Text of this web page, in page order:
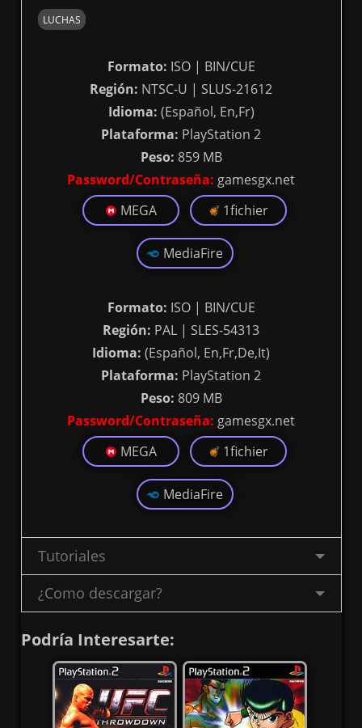
LUCHAS
Formato: ISO | BIN/CUE
Región: NTSC-U | SLUS-21612
Idioma: (Español, En,Fr)
Plataforma: PlayStation 2
Peso: 859 MB
Password/Contraseña: gamesgx.net
MEGA
1fichier
MediaFire
Formato: ISO | BIN/CUE
Región: PAL | SLES-54313
Idioma: (Español, En,Fr,De,It)
Plataforma: PlayStation 2
Peso: 809 MB
Password/Contraseña: gamesgx.net
MEGA
1fichier
MediaFire
Tutoriales
¿Como descargar?
Podría Interesarte: